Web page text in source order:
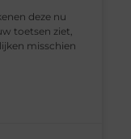
deze nu
toetsen ziet,
misschien